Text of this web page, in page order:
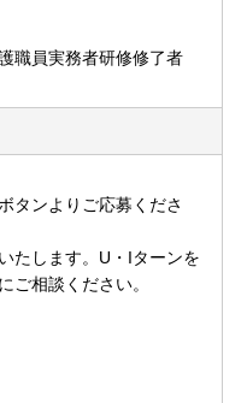
職員実務者研修修了者
タンよりご応募くださ
たします。U・Iターンを
ご相談ください。